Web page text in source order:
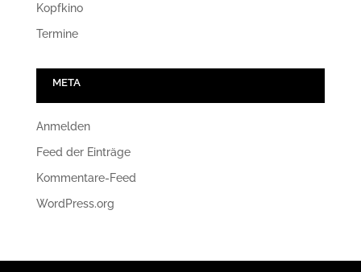
Kopfkino
Termine
META
Anmelden
Feed der Einträge
Kommentare-Feed
WordPress.org